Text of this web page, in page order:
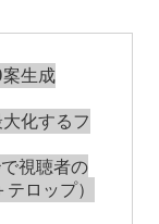
生成
化するフ
視聴者の
ロップ）